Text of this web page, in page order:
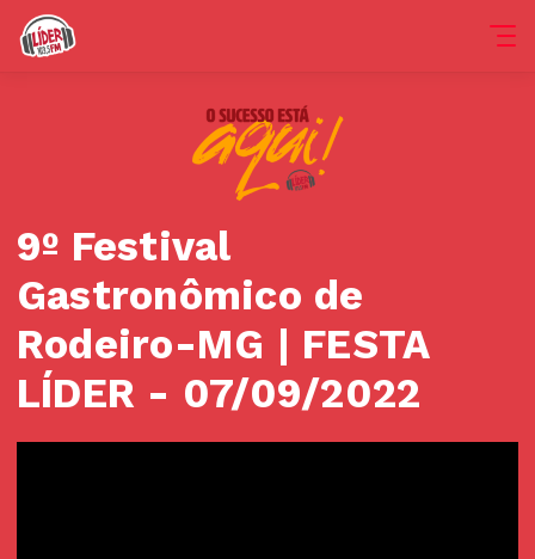
9º Festival
Gastronômico de
Rodeiro-MG | FESTA
LÍDER - 07/09/2022